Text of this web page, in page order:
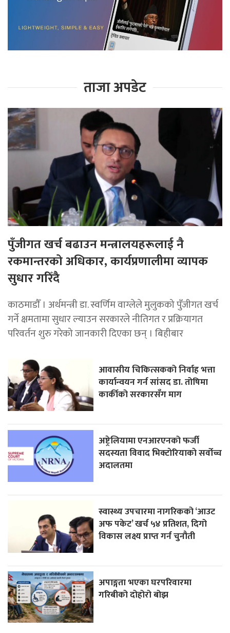
ताजा अपडेट
पुँजीगत खर्च बढाउन मन्त्रालयहरूलाई नै
रकमान्तरको अधिकार, कार्यप्रणालीमा व्यापक
सुधार गरिँदै
काठमाडाैँ । अर्थमन्त्री डा. स्वर्णिम वाग्लेले मुलुकको पुँजीगत खर्च
गर्ने क्षमतामा सुधार ल्याउन सरकारले नीतिगत र प्रक्रियागत
परिवर्तन शुरु गरेको जानकारी दिएका छन् । बिहीबार
आवासीय चिकित्सकको निर्वाह भत्ता
कार्यान्वयन गर्न सांसद डा. तोषिमा
कार्कीको सरकारसँग माग
अष्ट्रेलियामा एनआरएनको फर्जी
सदस्यता विवाद भिक्टाेरियाकाे सर्वोच्च
अदालतमा
स्वास्थ्य उपचारमा नागरिकको ‘आउट
अफ पकेट’ खर्च ५४ प्रतिशत, दिगो
विकास लक्ष्य प्राप्त गर्न चुनौती
अपाङ्गता भएका घरपरिवारमा
गरिबीको दोहोरो बोझ